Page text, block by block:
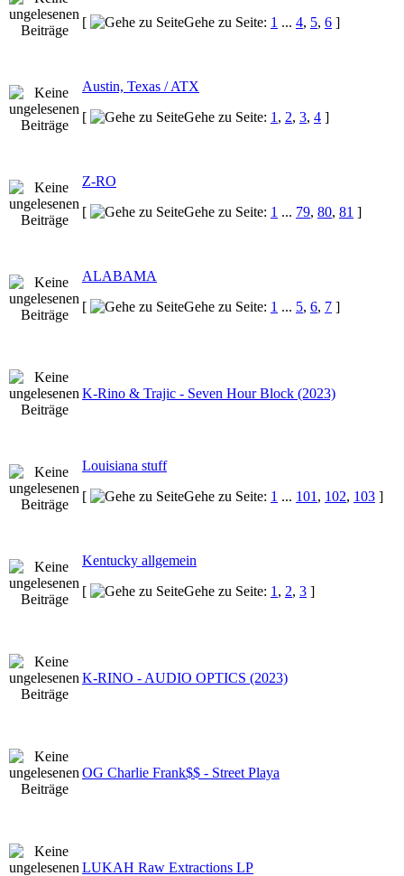
[
Gehe zu Seite: 1 ... 4, 5, 6 ]
Austin, Texas / ATX
[
Gehe zu Seite: 1 , 2, 3, 4 ]
Z-RO
[
Gehe zu Seite: 1 ... 79, 80, 81 ]
ALABAMA
[
Gehe zu Seite: 1 ... 5, 6, 7 ]
K-Rino & Trajic - Seven Hour Block (2023)
Louisiana stuff
[
Gehe zu Seite: 1 ... 101 , 102, 103 ]
Kentucky allgemein
[
Gehe zu Seite: 1 , 2, 3 ]
K-RINO - AUDIO OPTICS (2023)
OG Charlie Frank$$ - Street Playa
LUKAH Raw Extractions LP